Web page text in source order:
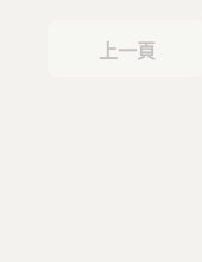
上一頁
上一頁